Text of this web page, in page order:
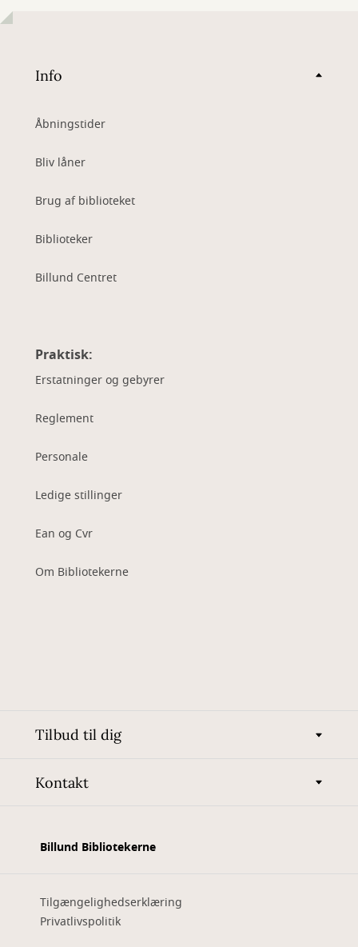
Info
Åbningstider
Bliv låner
Brug af biblioteket
Biblioteker
Billund Centret
Praktisk:
Erstatninger og gebyrer
Reglement
Personale
Ledige stillinger
Ean og Cvr
Om Bibliotekerne
Tilbud til dig
Kontakt
Billund Bibliotekerne
Tilgængelighedserklæring
Privatlivspolitik